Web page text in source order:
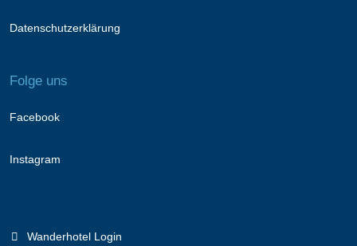
Datenschutzerklärung
Folge uns
Facebook
Instagram
Wanderhotel Login